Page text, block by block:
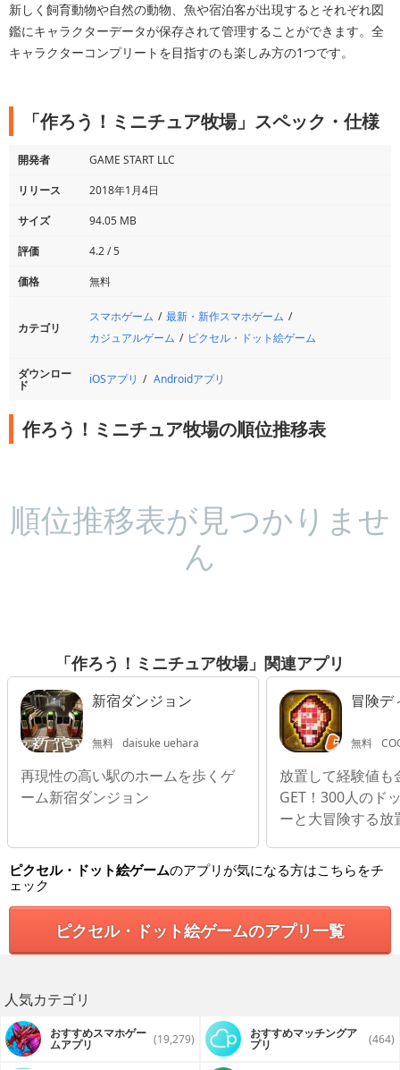
新しく飼育動物や自然の動物、魚や宿泊客が出現するとそれぞれ図
鑑にキャラクターデータが保存されて管理することができます。全
キャラクターコンプリートを目指すのも楽しみ方の1つです。
「作ろう！ミニチュア牧場」スペック・仕様
開発者
GAME START LLC
リリース
2018年1月4日
サイズ
94.05 MB
評価
4.2 / 5
価格
無料
カテゴリ
スマホゲーム
最新・新作スマホゲーム
カジュアルゲーム
ピクセル・ドット絵ゲーム
ダウンロー
ド iOSアプリ Androidアプリ
作ろう！ミニチュア牧場の順位推移表
順位推移表が見つかりませ
ん
「作ろう！ミニチュア牧場」関連アプリ
新宿ダンジョン
無料 daisuke uehara
再現性の高い駅のホームを歩くゲ
ーム新宿ダンジョン
冒険デ
無料
放置して経験値も
GET！300人のド
ーと大冒険する放
ピクセル・ドット絵ゲームのアプリが気になる方はこちらをチ
ェック
ピクセル・ドット絵ゲームのアプリ一覧
人気カテゴリ
おすすめスマホゲー
ムアプリ (19,279) おすすめマッチングア
プリ (464)